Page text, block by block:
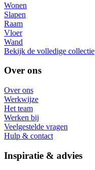
Wonen
Slapen
Raam
Vloer
Wand
Bekijk de volledige collectie
Over ons
Over ons
Werkwijze
Het team
Werken bij
Veelgestelde vragen
Hulp & contact
Inspiratie & advies